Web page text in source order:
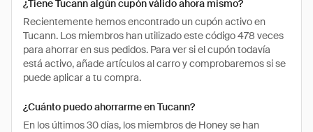
¿Tiene Tucann algún cupón válido ahora mismo?
Recientemente hemos encontrado un cupón activo en
Tucann. Los miembros han utilizado este código 478 veces
para ahorrar en sus pedidos. Para ver si el cupón todavía
está activo, añade artículos al carro y comprobaremos si se
puede aplicar a tu compra.
¿Cuánto puedo ahorrarme en Tucann?
En los últimos 30 días, los miembros de Honey se han